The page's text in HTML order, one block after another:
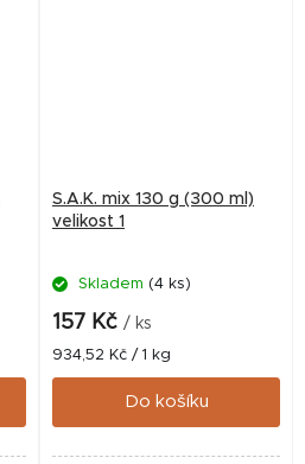
S.A.K. mix 130 g (300 ml)
velikost 1
Skladem (4 ks)
157 Kč / ks
Měrná
cena:
934,52 Kč / 1 kg
Do košíku